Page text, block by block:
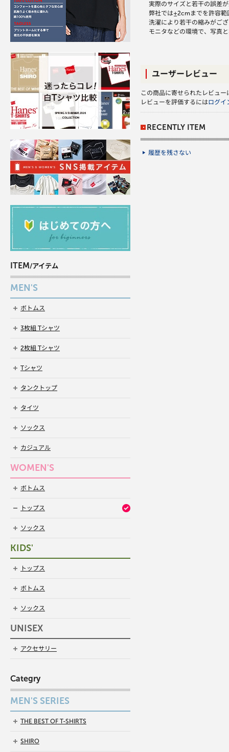
実際のサイズと若干の誤差
弊社では±2cmまでを許容範
洗濯により若干の縮みがご
モニタなどの環境で、写真
ユーザーレビュー
この商品に寄せられたレビュ
レビューを評価するにはログイ
ITEM/アイテム
MEN'S
ボトムス
3枚組 Tシャツ
2枚組 Tシャツ
Tシャツ
タンクトップ
タイツ
ソックス
カジュアル
WOMEN'S
ボトムス
トップス
ソックス
KIDS'
トップス
ボトムス
ソックス
UNISEX
アクセサリー
Categry
MEN'S SERIES
THE BEST OF T-SHIRTS
SHIRO
RECENTLY ITEM
履歴を残さない